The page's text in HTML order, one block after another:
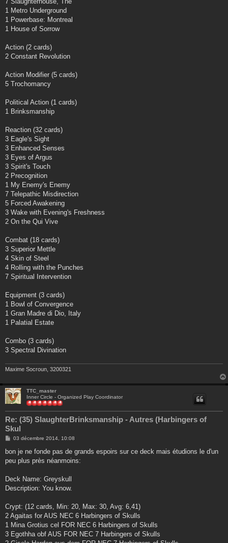
1 Metro Underground
1 Powerbase: Montreal
1 House of Sorrow
Action (2 cards)
2 Constant Revolution
Action Modifier (5 cards)
5 Trochomancy
Political Action (1 cards)
1 Brinksmanship
Reaction (32 cards)
3 Eagle's Sight
3 Enhanced Senses
3 Eyes of Argus
3 Spirit's Touch
2 Precognition
1 My Enemy's Enemy
7 Telepathic Misdirection
5 Forced Awakening
3 Wake with Evening's Freshness
2 On the Qui Vive
Combat (18 cards)
3 Superior Mettle
4 Skin of Steel
4 Rolling with the Punches
7 Spiritual Intervention
Equipment (3 cards)
1 Bowl of Convergence
1 Gran Madre di Dio, Italy
1 Palatial Estate
Combo (3 cards)
3 Spectral Divination
Maxime Socroun, 3200321
TTC_master
Inner Circle - Organized Play Coordinator
Re: (35) SlaughterBrinksmanship - Autres (Harbingers of
Skul
M
s
a
03 décembre 2014, 10:08
bon je ne fonde pas de grands espoirs sur ce deck mais étudions le d'un
peu plus près néanmoins:
Deck Name: Greyskull
Description: You know.
Crypt: (12 cards, Min: 20, Max: 30, Avg: 6,41)
2 Agaitas for AUS NEC 6 Harbingers of Skulls
1 Mina Grotius cel FOR NEC 6 Harbingers of Skulls
3 Egothha obf AUS FOR NEC 7 Harbingers of Skulls